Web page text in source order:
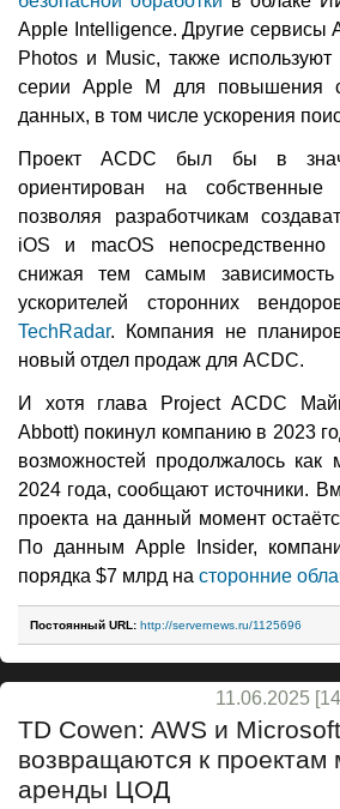
Apple Intelligence. Другие сервисы
Photos и Music, также
серии Apple M для повышения
данных, в том числе ускорения
Проект ACDC был бы в
ориентирован на собственные
позволяя разработчикам
iOS и macOS
снижая тем самым зависимость
ускорителей сторонних
TechRadar. Компания не
новый отдел продаж для ACDC.
И хотя глава Project ACDC
Abbott) покинул компанию в 2023
возможностей продолжалось
2024 года, сообщают источники.
проекта на данный момент
По данным Apple Insider,
порядка $7 млрд на сторонние
Постоянный URL: http://servernews.ru/1125696
11.06.2025
TD Cowen: AWS и Microsoft
возвращаются к
аренды ЦОД